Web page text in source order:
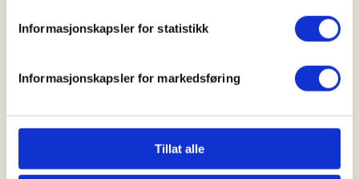
Informasjonskapsler for statistikk
Informasjonskapsler for markedsføring
Tillat alle